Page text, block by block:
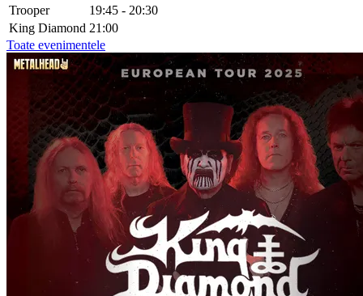
Trooper
19:45 - 20:30
King Diamond 21:00
Toate evenimentele